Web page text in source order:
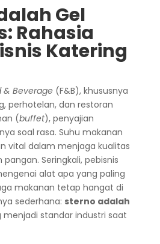
Gel
Rahasia
Katering
& Beverage (F&B), khususnya
perhotelan, dan restoran
(buffet), penyajian
soal rasa. Suhu makanan
vital dalam menjaga kualitas
Seringkali, pebisnis
alat apa yang paling
makanan tetap hangat di
sederhana: sterno adalah
standar industri saat